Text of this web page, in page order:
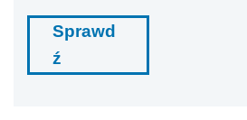
Sprawd
ź